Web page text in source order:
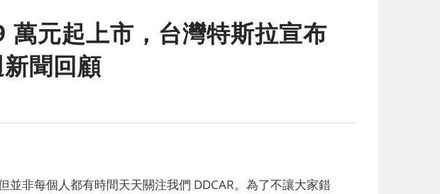
元起上市，台灣特斯拉宣布
聞回顧
非每個人都有時間天天關注我們 DDCAR。為了不讓大家錯